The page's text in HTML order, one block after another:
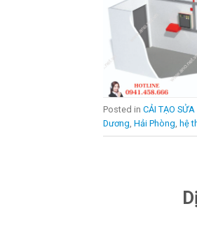
Posted in CẢI TẠO
Dương Hải Phòng hệ